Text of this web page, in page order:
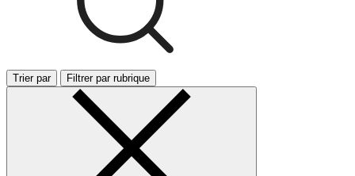
Trier par Filtrer par rubrique